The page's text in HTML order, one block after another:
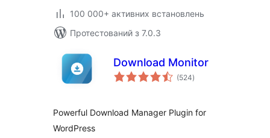
100 000+ активних встановлень
Протестований з 7.0.3
Download Monitor
(524загальний
рейтинг
)
Powerful Download Manager Plugin for
WordPress